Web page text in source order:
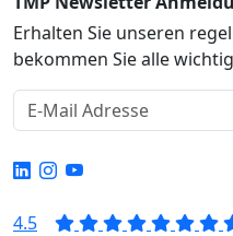
Erhalten Sie unseren
bekommen Sie alle
4.5